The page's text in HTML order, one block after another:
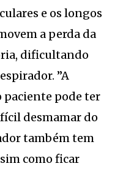
e os longos
a perda da
dificultando
”A
paciente pode ter
desmamar do
também tem
como ficar